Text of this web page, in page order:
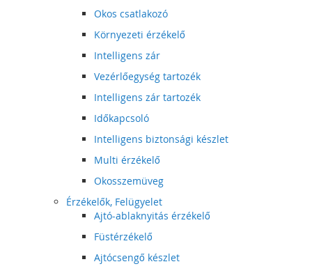
Okos csatlakozó
Környezeti érzékelő
Intelligens zár
Vezérlőegység tartozék
Intelligens zár tartozék
Időkapcsoló
Intelligens biztonsági készlet
Multi érzékelő
Okosszemüveg
Érzékelők, Felügyelet
Ajtó-ablaknyitás érzékelő
Füstérzékelő
Ajtócsengő készlet